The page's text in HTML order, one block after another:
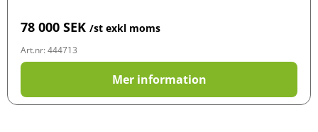
78 000 SEK /st exkl moms
Art.nr: 444713
Mer information